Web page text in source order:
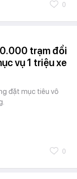
0
trạm đổi
vụ 1 triệu xe
đặt mục tiêu vô
0